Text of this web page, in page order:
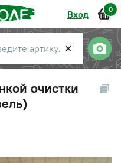
Вход 0
✕
очистки